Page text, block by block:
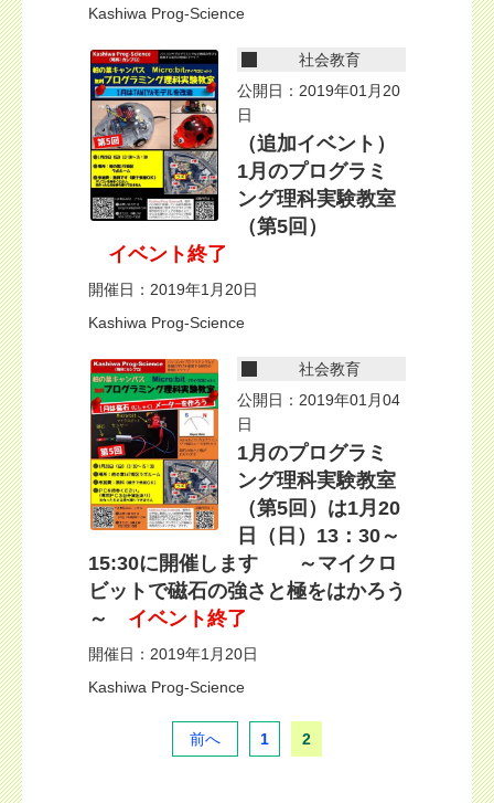
Kashiwa Prog-Science
社会教育
公開日：2019年01月20
日
（追加イベント）
1月のプログラミ
ング理科実験教室
（第5回）
イベント終了
開催日：2019年1月20日
Kashiwa Prog-Science
社会教育
公開日：2019年01月04
日
1月のプログラミ
ング理科実験教室
（第5回）は1月20
日（日）13：30～
15:30に開催します ～マイクロ
ビットで磁石の強さと極をはかろう
～
イベント終了
開催日：2019年1月20日
Kashiwa Prog-Science
前へ 1 2